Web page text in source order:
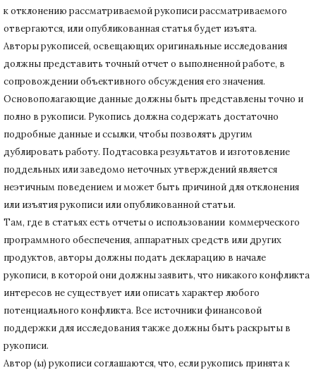
к отклонению рассматриваемой рукописи рассматриваемого
отвергаются, или опубликованная статья будет изъята.
Авторы рукописей, освещающих оригинальные исследования
должны представить точный отчет о выполненной работе, в
сопровождении объективного обсуждения его значения.
Основополагающие данные должны быть представлены точно и
полно в рукописи. Рукопись должна содержать достаточно
подробные данные и ссылки, чтобы позволять другим
дублировать работу. Подтасовка результатов и изготовление
поддельных или заведомо неточных утверждений является
неэтичным поведением и может быть причиной для отклонения
или изъятия рукописи или опубликованной статьи.
Там, где в статьях есть отчеты о использовании коммерческого
программного обеспечения, аппаратных средств или других
продуктов, авторы должны подать декларацию в начале
рукописи, в которой они должны заявить, что никакого конфликта
интересов не существует или описать характер любого
потенциального конфликта. Все источники финансовой
поддержки для исследования также должны быть раскрыты в
рукописи.
Автор (ы) рукописи соглашаются, что, если рукопись принята к